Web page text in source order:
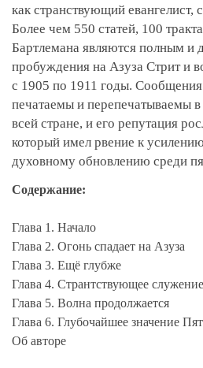
как странствующий евангелист,
Более чем 550 статей, 100
Бартлемана являются полным и
пробуждения на Азуза Стрит и
с 1905 по 1911 годы.
печатаемы и перепечатываемы в
всей стране, и его репутация
который имел рвение к
духовному обновлению среди
Содержание:
Глава 1. Начало
Глава 2. Огонь спадает на Азуза
Глава 3. Ещё глубже
Глава 4. Странтствующее служение
Глава 5. Волна продолжается
Глава 6. Глубочайшее значение
Об авторе